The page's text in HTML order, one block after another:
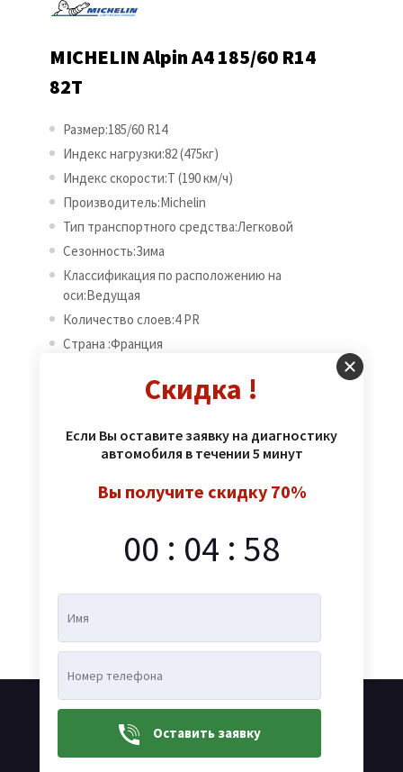
MICHELIN Alpin A4 185/60 R14
82T
Размер:185/60 R14
Индекс нагрузки:82 (475кг)
Индекс скорости:T (190 км/ч)
Производитель:Michelin
Тип транспортного средства:Легковой
Сезонность:Зима
Классификация по расположению на
оси:Ведущая
Количество слоев:4 PR
Страна :Франция
Various versions have evolved over the years,
(injected humour and the like).Lorem Ipsum is
amet industry. Simply Dummy has been
typesetting.
Категория:
Зимние шины
Быстрая доставка
Скидка !
Если Вы оставите заявку на диагностику
автомобиля в течении 5 минут
Вы получите скидку 70%
00 : 04 : 58
Оставить заявку